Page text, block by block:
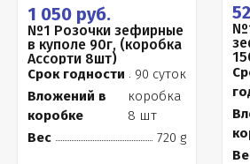
1 050 руб.
№1 Розочки зефирные
в куполе 90г, (коробка
Ассорти 8шт)
Срок годности
90 суток
Вложений в
коробке
коробка
8 шт
Вес
720 g